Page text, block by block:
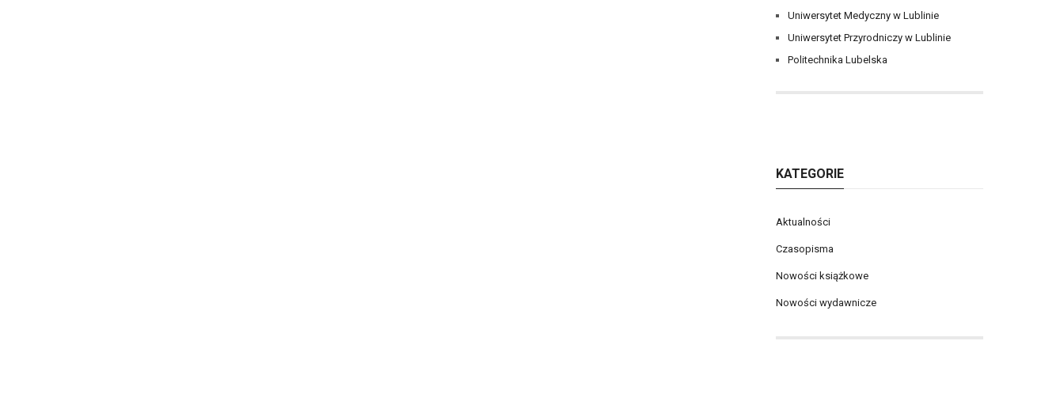
Uniwersytet Medyczny w Lublinie
Uniwersytet Przyrodniczy w Lublinie
Politechnika Lubelska
KATEGORIE
Aktualności
Czasopisma
Nowości książkowe
Nowości wydawnicze